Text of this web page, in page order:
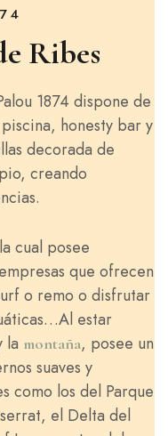
Ribes
1874 dispone de
honesty bar y
decorada de
creando
cual posee
que ofrecen
o remo o disfrutar
estar
la montaña, posee un
suaves y
como los del Parque
el Delta del